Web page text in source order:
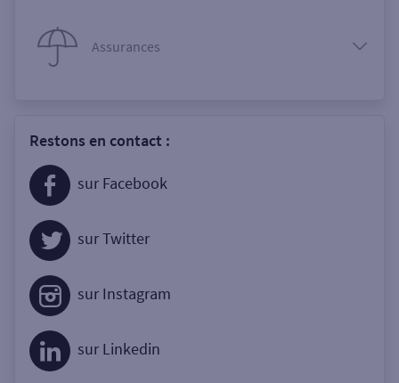
Assurances
Restons en contact :
sur Facebook
sur Twitter
sur Instagram
sur Linkedin